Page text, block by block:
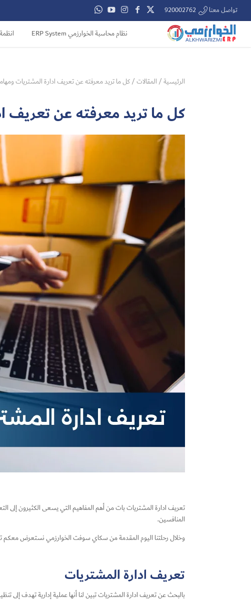
تواصل معنا 920002762
نظام محاسبة الخوارزمي ERP System
الرئيسية/ المقالات/كل ما تريد معرفته عن تعريف ادارة المشتريات
كل ما تريد معرفته عن تعريف
تعريف ادارة المشتريات بات من أهم المفاهيم التي يسعى الكثيرون
المنافسين.
وخلال رحلتنا اليوم المقدمة من سكاي سوفت الخوارزمي نستعرض معكم
تعريف ادارة المشتريات
بالبحث عن تعريف ادارة المشتريات تبين لنا أنها عملية إدارية تهدف إلى